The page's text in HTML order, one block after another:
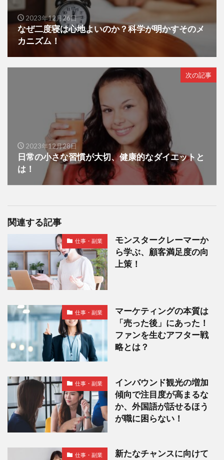
2023年12月26日
なぜ二度寝は心地よいのか？科学が明かすそのメ
カニズム！
次の記事
2023年12月28日
日常の小さな習慣が大切、健康的なダイエットと
は！
関連する記事
仕事・副業
モンスタークレーマーか
ら学ぶ、顧客満足度の向
上策！
仕事・副業
マーケティングの本質は
「売った後」にあった！
ファンを生むアフター戦
略とは？
仕事・副業
インバウンド観光の増加
傾向で注目度が高まるな
か、外国語が話せるほう
が職に困らない！
仕事・副業 新たなチャンスに向けて